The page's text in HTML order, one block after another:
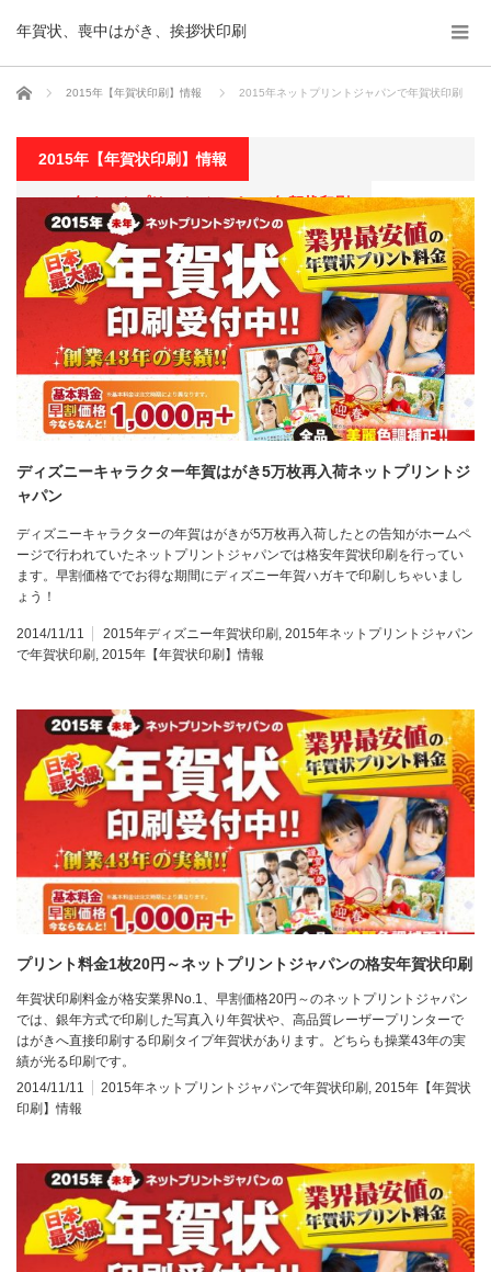
年賀状、喪中はがき、挨拶状印刷
ホーム 2015年【年賀状印刷】情報 2015年ネットプリントジャパンで年賀状印刷
2015年【年賀状印刷】情報
2015年ネットプリントジャパンで年賀状印刷
ディズニーキャラクター年賀はがき5万枚再入荷ネットプリントジ
ャパン
ディズニーキャラクターの年賀はがきが5万枚再入荷したとの告知がホームペ
ージで行われていたネットプリントジャパンでは格安年賀状印刷を行ってい
ます。早割価格ででお得な期間にディズニー年賀ハガキで印刷しちゃいまし
ょう！
2014/11/11 2015年ディズニー年賀状印刷 2015年ネットプリントジャパン
で年賀状印刷 2015年【年賀状印刷】情報
プリント料金1枚20円～ネットプリントジャパンの格安年賀状印刷
年賀状印刷料金が格安業界No.1、早割価格20円～のネットプリントジャパン
では、銀年方式で印刷した写真入り年賀状や、高品質レーザープリンターで
はがきへ直接印刷する印刷タイプ年賀状があります。どちらも操業43年の実
績が光る印刷です。
2014/11/11
2015年ネットプリントジャパンで年賀状印刷, 2015年【年賀状
印刷】情報